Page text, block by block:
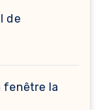
de
fenêtre la